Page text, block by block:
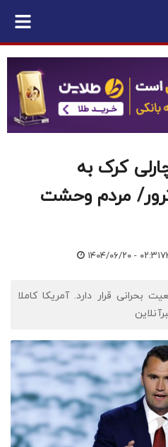
کرک به
مردم وحشت
۱۴۰۴/۰۶/۲۰ - ۰۲:۳۱
بحرانی قرار دارد. آمریکا کاملا